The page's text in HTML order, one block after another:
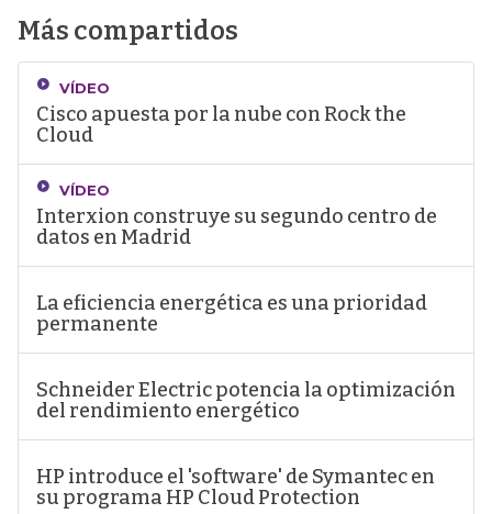
Más compartidos
VÍDEO
Cisco apuesta por la nube con Rock the
Cloud
VÍDEO
Interxion construye su segundo centro de
datos en Madrid
La eficiencia energética es una prioridad
permanente
Schneider Electric potencia la optimización
del rendimiento energético
HP introduce el 'software' de Symantec en
su programa HP Cloud Protection